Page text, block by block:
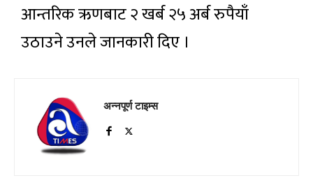
आन्तरिक ऋणबाट २ खर्ब २५ अर्ब रुपैयाँ
उठाउने उनले जानकारी दिए ।
अन्नपूर्ण टाइम्स